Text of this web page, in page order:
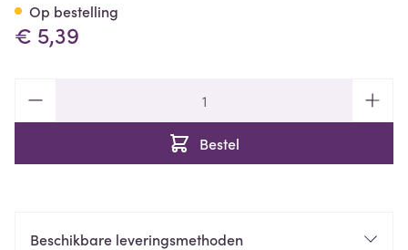
€ 5,39
Bestel
Op bestelling
Beschikbare leveringsmethoden